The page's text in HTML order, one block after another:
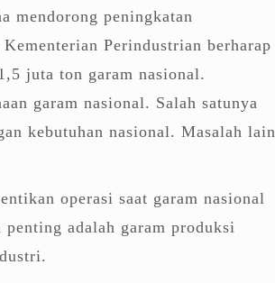
mendorong peningkatan
Perindustrian berharap
juta ton garam nasional.
garam nasional. Salah satunya
kebutuhan nasional. Masalah lain
operasi saat garam nasional
adalah garam produksi